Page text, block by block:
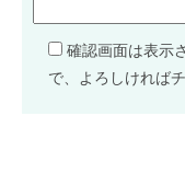
確認画面は表示
で、よろしければ